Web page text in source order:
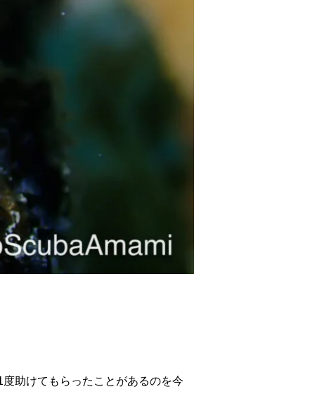
助けてもらったことがあるのを今